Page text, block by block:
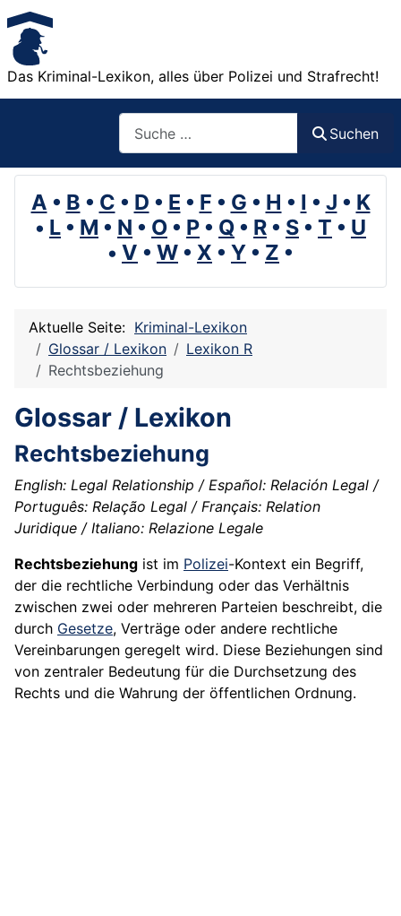
Das Kriminal-Lexikon, alles über Polizei und Strafrecht!
Suchen
A • B • C • D • E • F • G • H • I • J • K
• L • M • N • O • P • Q • R • S • T • U
• V • W • X • Y • Z •
Aktuelle Seite: Kriminal-Lexikon
Glossar / Lexikon
Lexikon R
Rechtsbeziehung
Glossar / Lexikon
Rechtsbeziehung
English: Legal Relationship / Español: Relación Legal /
Português: Relação Legal / Français: Relation
Juridique / Italiano: Relazione Legale
Rechtsbeziehung ist im Polizei-Kontext ein Begriff,
der die rechtliche Verbindung oder das Verhältnis
zwischen zwei oder mehreren Parteien beschreibt, die
durch Gesetze, Verträge oder andere rechtliche
Vereinbarungen geregelt wird. Diese Beziehungen sind
von zentraler Bedeutung für die Durchsetzung des
Rechts und die Wahrung der öffentlichen Ordnung.